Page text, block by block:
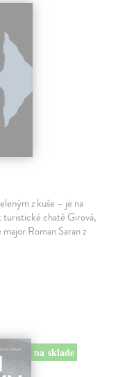
z kuše – je na
turistické chatě Girová,
Roman Saran z
na sklade